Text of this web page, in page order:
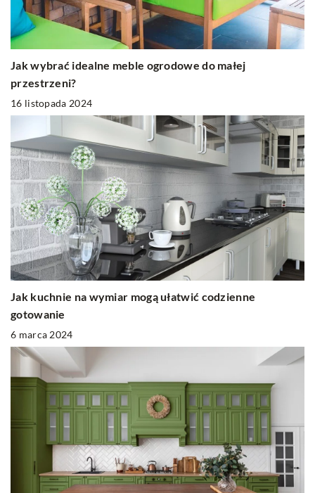
Jak wybrać idealne meble ogrodowe do małej
przestrzeni?
16 listopada 2024
Jak kuchnie na wymiar mogą ułatwić codzienne
gotowanie
6 marca 2024